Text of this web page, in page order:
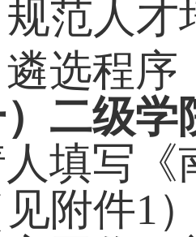
与现代
现代学
企共同
规范人